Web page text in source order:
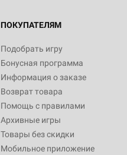
ПОКУПАТЕЛЯМ
Подобрать игру
Бонусная программа
Информация о заказе
Возврат товара
Помощь с правилами
Архивные игры
Товары без скидки
Мобильное приложение